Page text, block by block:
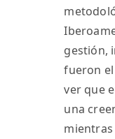
gestión,
fueron
ver que
una
mientras